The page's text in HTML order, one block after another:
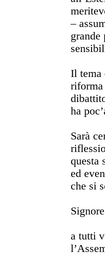
–
Il tema
riforma
ha
Sarà
questa
ed
che si
a tutti